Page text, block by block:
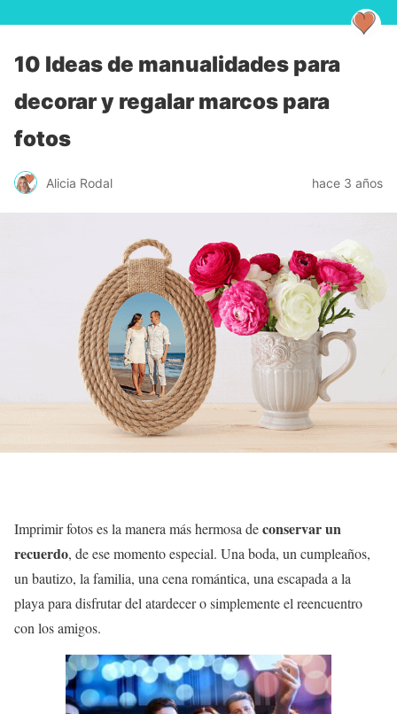
10 Ideas de manualidades para
decorar y regalar marcos para
fotos
Alicia Rodal hace 3 años
Imprimir fotos es la manera más hermosa deconservar un
recuerdo, de ese momento especial. Una boda, un cumpleaños,
un bautizo, la familia, una cena romántica, una escapada a la
playa para disfrutar del atardecer o simplemente el reencuentro
con los amigos.